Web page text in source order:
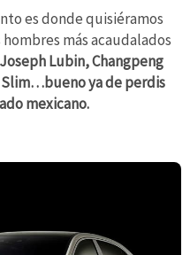
es donde quisiéramos
más acaudalados
Lubin, Changpeng
ya de perdis
mexicano.